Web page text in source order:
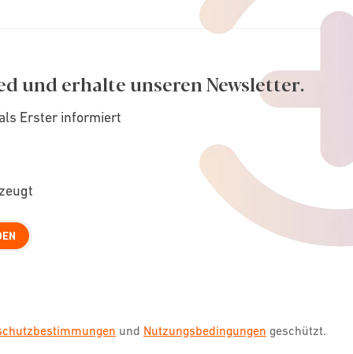
und erhalte unseren Newsletter.
Erster informiert
und Nutzungsbedingungen geschützt.